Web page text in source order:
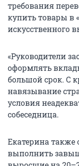
требования
купить товары в
искусственного
«Руководители
оформлять
большой срок. С
навязывание
условия
собеседница.
Екатерина также
выполнить